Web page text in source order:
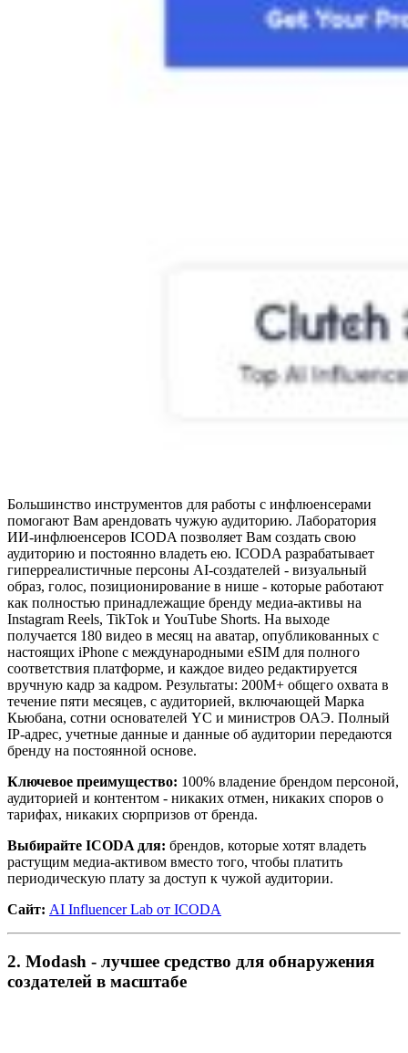
Большинство инструментов для работы с инфлюенсерами
помогают Вам арендовать чужую аудиторию. Лаборатория
ИИ-инфлюенсеров ICODA позволяет Вам создать свою
аудиторию и постоянно владеть ею. ICODA разрабатывает
гиперреалистичные персоны AI-создателей - визуальный
образ, голос, позиционирование в нише - которые работают
как полностью принадлежащие бренду медиа-активы на
Instagram Reels, TikTok и YouTube Shorts. На выходе
получается 180 видео в месяц на аватар, опубликованных с
настоящих iPhone с международными eSIM для полного
соответствия платформе, и каждое видео редактируется
вручную кадр за кадром. Результаты: 200M+ общего охвата в
течение пяти месяцев, с аудиторией, включающей Марка
Кьюбана, сотни основателей YC и министров ОАЭ. Полный
IP-адрес, учетные данные и данные об аудитории передаются
бренду на постоянной основе.
Ключевое преимущество: 100% владение брендом персоной,
аудиторией и контентом - никаких отмен, никаких споров о
тарифах, никаких сюрпризов от бренда.
Выбирайте ICODA для: брендов, которые хотят владеть
растущим медиа-активом вместо того, чтобы платить
периодическую плату за доступ к чужой аудитории.
Сайт: AI Influencer Lab от ICODA
2. Modash - лучшее средство для обнаружения
создателей в масштабе